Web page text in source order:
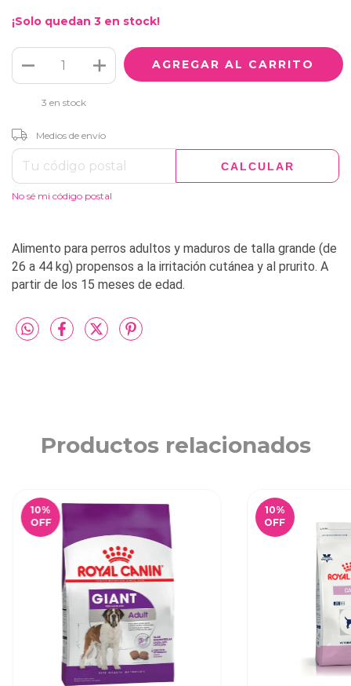
¡Solo quedan 3 en stock!
3 en stock
Entregas para el CP:
Medios de envío
CALCULAR
No sé mi código postal
Alimento para perros adultos y maduros de talla grande (de
26 a 44 kg) propensos a la irritación cutánea y al prurito. A
partir de los 15 meses de edad.
Productos relacionados
10%
OFF
10%
OFF